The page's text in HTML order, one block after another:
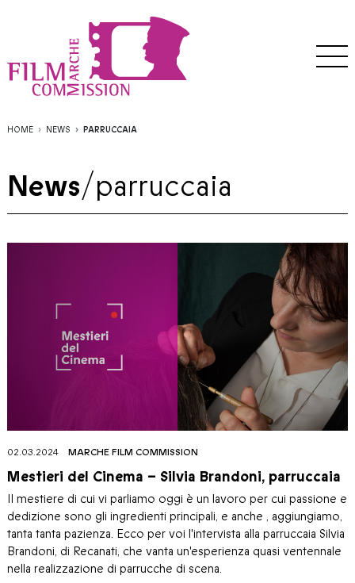
HOME NEWS PARRUCCAIA
News/parruccaia
02.03.2024 MARCHE FILM COMMISSION
Mestieri del Cinema – Silvia Brandoni, parruccaia
Il mestiere di cui vi parliamo oggi è un lavoro per cui passione e
dedizione sono gli ingredienti principali, e anche , aggiungiamo,
tanta tanta pazienza. Ecco per voi l'intervista alla parruccaia Silvia
Brandoni, di Recanati, che vanta un'esperienza quasi ventennale
nella realizzazione di parrucche di scena.